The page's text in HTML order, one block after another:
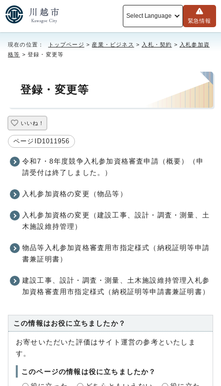
Select Language
緊急情報
現在の位置： トップページ > 産業・ビジネス > 入札・契約 >
入札参加資
格等 > 登録・変更等
登録・変更等
いいね！
ページID1011956
令和7・8年度競争入札参加資格審査申請（概要）（申
請受付は終了しました。）
入札参加資格の変更（物品等）
入札参加資格の変更（建設工事、設計・調査・測量、土
木施設維持管理）
物品等入札参加資格審査用市指定様式（納税証明等申請
書兼証明書）
建設工事、設計・調査・測量、土木施設維持管理入札参
加資格審査用市指定様式（納税証明等申請書兼証明書）
この情報はお役に立ちましたか？
お寄せいただいた評価はサイト運営の参考といたしま
す。
このページの情報は役に立ちましたか？